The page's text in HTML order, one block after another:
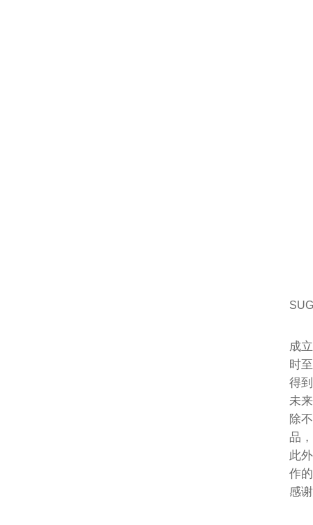
成
时
得
未
除
品
此
作
感